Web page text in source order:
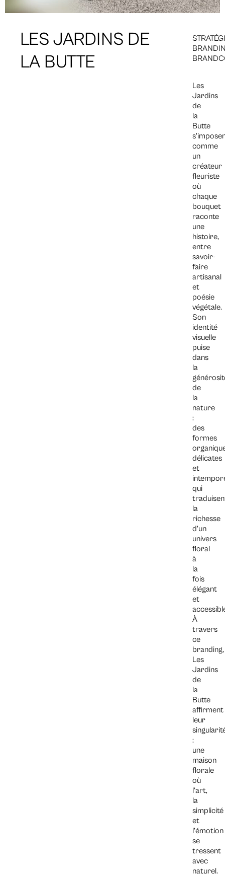
LES JARDINS DE
LA BUTTE
Les
Jardins
de
la
Butte
comme
un
créateur
fleuriste
où
chaque
bouquet
raconte
une
histoire,
entre
savoir-
faire
artisanal
et
poésie
végétale.
Son
identité
visuelle
puise
dans
la
de
la
nature
:
des
formes
délicates
et
qui
la
richesse
d’un
univers
floral
à
la
fois
élégant
et
À
travers
ce
branding,
Les
Jardins
de
la
Butte
affirment
leur
:
une
maison
florale
où
l’art,
la
simplicité
et
l’émotion
se
tressent
avec
naturel.